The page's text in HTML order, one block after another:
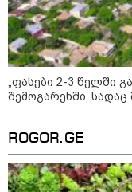
მკითხველის
„ფასები 2-3 წელში
შემოგარენში, სადაც
ROGOR.GE